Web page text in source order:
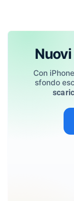
Con
sfondo